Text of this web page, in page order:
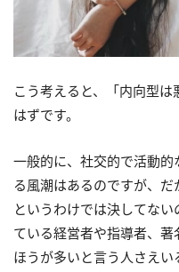
こう考えると、「内向型
はずです。
一般的に、社交的で活動
る風潮はあるのですが、だ
というわけでは決してな
ている経営者や指導者、
ほうが多いと言う人さえい